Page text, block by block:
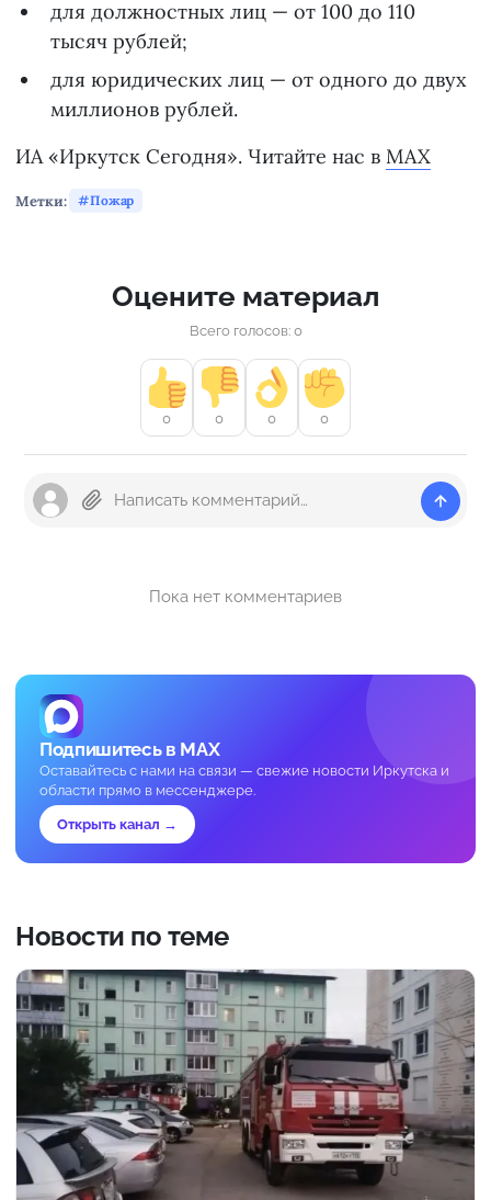
для должностных лиц — от 100 до 110
тысяч рублей;
для юридических лиц — от одного до двух
миллионов рублей.
ИА «Иркутск Сегодня». Читайте нас в MAX
Метки: Пожар
Оцените материал
Всего голосов: 0
0 0 0 0
Пока нет комментариев
Подпишитесь в MAX
Оставайтесь с нами на связи — свежие новости Иркутска и
области прямо в мессенджере.
Открыть канал →
Новости по теме